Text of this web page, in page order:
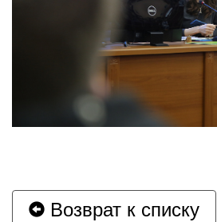
Возврат к списку